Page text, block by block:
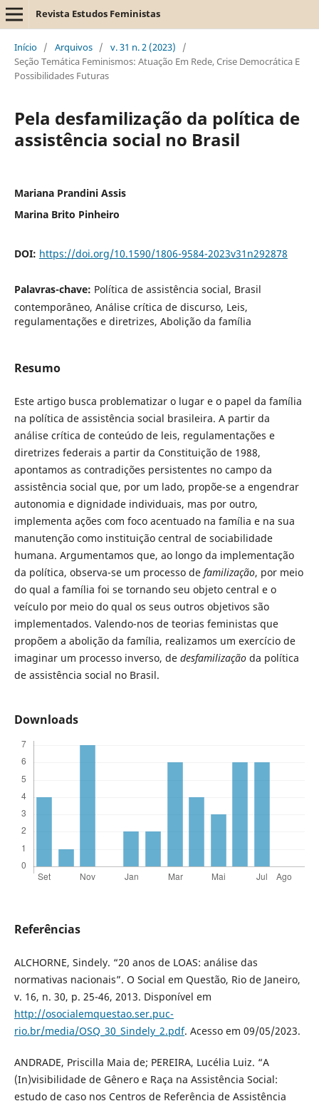
Revista Estudos Feministas
Início / Arquivos / v. 31 n. 2 (2023)
/
Seção Temática Feminismos: Atuação Em Rede, Crise Democrática E
Possibilidades Futuras
Pela desfamilização da política de
assistência social no Brasil
Mariana Prandini Assis
Marina Brito Pinheiro
DOI: https://doi.org/10.1590/1806-9584-2023v31n292878
Palavras-chave: Política de assistência social, Brasil
contemporâneo, Análise crítica de discurso, Leis,
regulamentações e diretrizes, Abolição da família
Resumo
Este artigo busca problematizar o lugar e o papel da família
na política de assistência social brasileira. A partir da
análise crítica de conteúdo de leis, regulamentações e
diretrizes federais a partir da Constituição de 1988,
apontamos as contradições persistentes no campo da
assistência social que, por um lado, propõe-se a engendrar
autonomia e dignidade individuais, mas por outro,
implementa ações com foco acentuado na família e na sua
manutenção como instituição central de sociabilidade
humana. Argumentamos que, ao longo da implementação
da política, observa-se um processo de familização, por meio
do qual a família foi se tornando seu objeto central e o
veículo por meio do qual os seus outros objetivos são
implementados. Valendo-nos de teorias feministas que
propõem a abolição da família, realizamos um exercício de
imaginar um processo inverso, de desfamilizaçãoda política
de assistência social no Brasil.
Downloads
Referências
ALCHORNE, Sindely. “20 anos de LOAS: análise das
normativas nacionais”. O Social em Questão, Rio de Janeiro,
v. 16, n. 30, p. 25-46, 2013. Disponível em
http://osocialemquestao.ser.puc-
rio.br/media/OSQ_30_Sindely_2.pdf. Acesso em 09/05/2023.
ANDRADE, Priscilla Maia de; PEREIRA, Lucélia Luiz. “A
(In)visibilidade de Gênero e Raça na Assistência Social:
estudo de caso nos Centros de Referência de Assistência